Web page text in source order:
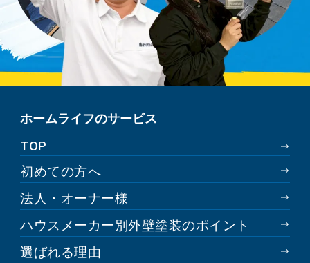
ホームライフのサービス
TOP
初めての方へ
法人・オーナー様
ハウスメーカー別外壁塗装のポイント
選ばれる理由